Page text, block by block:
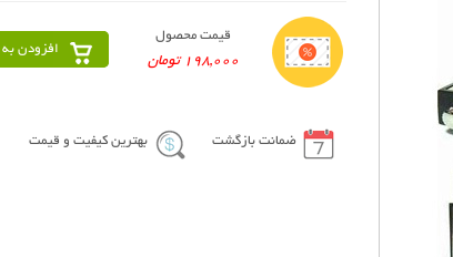
قیمت محصول
198,000 تومان
افزودن
ضمانت بازگشت بهترین کیفیت و قیمت